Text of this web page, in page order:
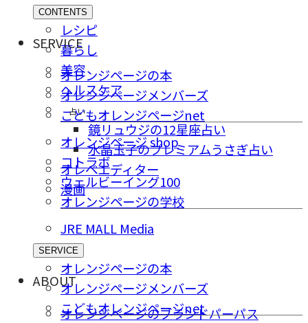
CONTENTS
レシピ
暮らし
美容
ヘルスケア
占い
鏡リュウジの12星座占い
水晶玉子のプレミアムうさぎ占い
オレペエディター
漫画
SERVICE
オレンジページの本
オレンジページメンバーズ
こどもオレンジページnet
オレンジページ shop
コトラボ
ウェルビーイング100
オレンジページの学校
JRE MALL Media
SERVICE
オレンジページの本
オレンジページメンバーズ
こどもオレンジページnet
ABOUT
オレンジページのブランドパーパス